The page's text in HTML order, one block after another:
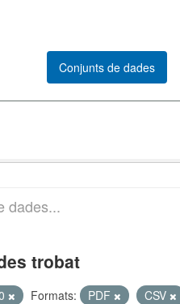
Conjunts de dades
trobat
Formats: PDF CSV